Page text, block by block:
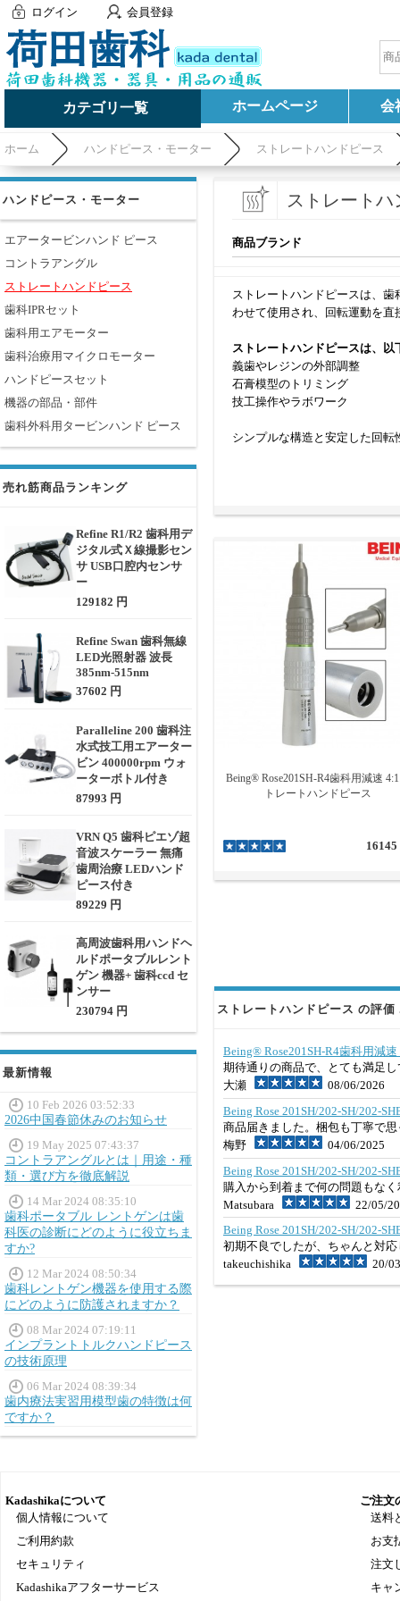
ログイン 会員登録
カテゴリ一覧 ホームページ 会
ホーム ハンドピース・モーター ストレートハンドピース
ハンドピース・モーター
エアータービンハンド ピース
コントラアングル
ストレートハンドピース
歯科IPRセット
歯科用エアモーター
歯科治療用マイクロモーター
ハンドピースセット
機器の部品・部件
歯科外科用タービンハンド ピース
売れ筋商品ランキング
Refine R1/R2 歯科用デ
ジタル式Ｘ線撮影セン
サ USB口腔内センサ
ー
129182 円
Refine Swan 歯科無線
LED光照射器 波長
385nm-515nm
37602 円
Paralleline 200 歯科注
水式技工用エアーター
ビン 400000rpm ウォ
ーターボトル付き
87993 円
VRN Q5 歯科ピエゾ超
音波スケーラー 無痛
歯周治療 LEDハンド
ピース付き
89229 円
高周波歯科用ハンドヘ
ルドポータブルレント
ゲン 機器+ 歯科ccd セ
ンサー
230794 円
最新情報
10 Feb 2026 03:52:33
2026中国春節休みのお知らせ
19 May 2025 07:43:37
コントラアングルとは｜用途・種
類・選び方を徹底解説
14 Mar 2024 08:35:10
歯科ポータブル レントゲンは歯
科医の診断にどのように役立ちま
すか?
12 Mar 2024 08:50:34
歯科レントゲン機器を使用する際
にどのように防護されますか？
08 Mar 2024 07:19:11
インプラントトルクハンドピース
の技術原理
06 Mar 2024 08:39:34
歯内療法実習用模型歯の特徴は何
ですか？
ストレート
商品ブランド
ストレートハンドピースは、
わせて使用され、回転運動を
ストレートハンドピースは、
義歯やレジンの外部調整
石膏模型のトリミング
技工操作やラボワーク
シンプルな構造と安定した回
重量・バランス・グリップ性
オートクレーブ対応かどうか
耐久性とメンテナンス性
Being® Rose201SH-R4歯科用減速
トレートハンドピース
16145
ストレートハンドピース の評価
Being® Rose201SH-R4歯科用減
期待通りの商品で、とても満足
大瀬
08/06/2026
Being Rose 201SH/202-SH/202-
商品届きました。梱包も丁寧で
梅野
04/06/2025
Being Rose 201SH/202-SH/202-
購入から到着まで何の問題もな
Matsubara
22/05/
Being Rose 201SH/202-SH/202-
初期不良でしたが、ちゃんと対
takeuchishika
20/
Kadashikaについて
個人情報について
ご利用約款
セキュリティ
Kadashikaアフターサービス
ご注文
送料
お支
注文
キャ